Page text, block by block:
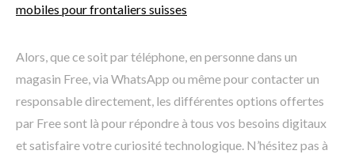
mobiles pour frontaliers suisses
Alors, que ce soit par téléphone, en personne dans un
magasin Free, via WhatsApp ou même pour contacter un
responsable directement, les différentes options offertes
par Free sont là pour répondre à tous vos besoins digitaux
et satisfaire votre curiosité technologique. N’hésitez pas à